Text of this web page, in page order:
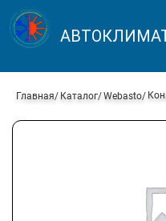
Главная Каталог Webasto